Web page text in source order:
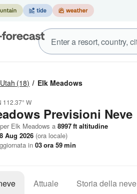
(18) Elk Meadows
112.37° W
Previsioni Neve
Elk Meadows a 8997ft altitudine
Aug 2026 (ora locale)
in 03ora 59min
Attuale Storia della neve